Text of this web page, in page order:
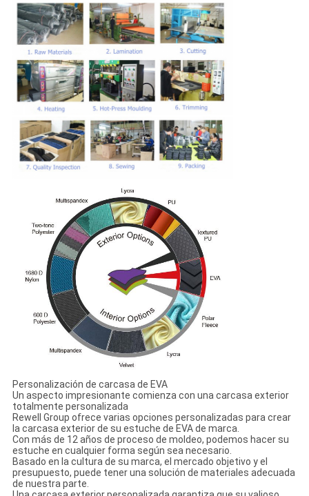
Personalización de carcasa de EVA
Un aspecto impresionante comienza con una carcasa exterior
totalmente personalizada
Rewell Group ofrece varias opciones personalizadas para crear
la carcasa exterior de su estuche de EVA de marca.
Con más de 12 años de proceso de moldeo, podemos hacer su
estuche en cualquier forma según sea necesario.
Basado en la cultura de su marca, el mercado objetivo y el
presupuesto, puede tener una solución de materiales adecuada
de nuestra parte.